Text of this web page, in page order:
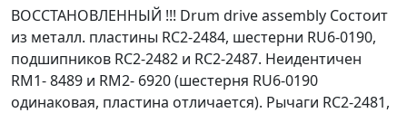
ВОССТАНОВЛЕННЫЙ !!! Drum drive assembly Cостоит
из металл. пластины RC2-2484, шестерни RU6-0190,
подшипников RC2-2482 и RC2-2487. Неидентичен
RM1- 8489 и RM2- 6920 (шестерня RU6-0190
одинаковая, пластина отличается). Рычаги RC2-2481,